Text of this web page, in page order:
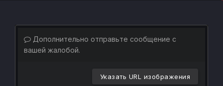
Дополнительно отправьте сообщение с
вашей жалобой.
Указать URL изображения